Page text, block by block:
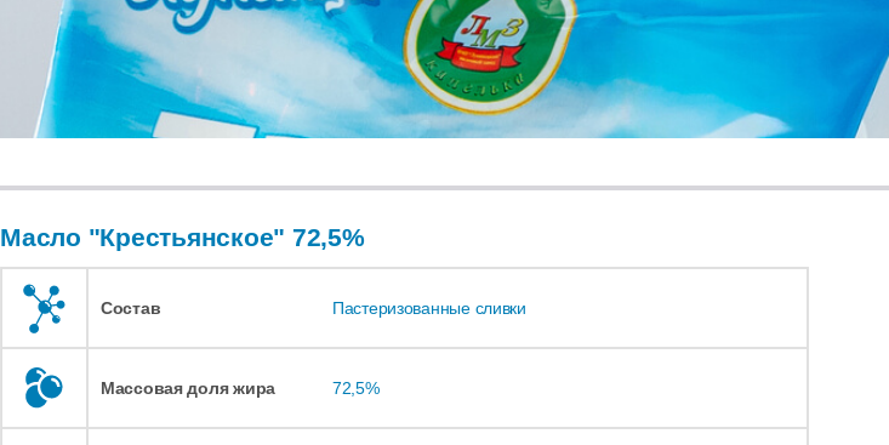
Масло "Крестьянское" 72,5%
Состав Пастеризованные сливки
Массовая доля жира 72,5%